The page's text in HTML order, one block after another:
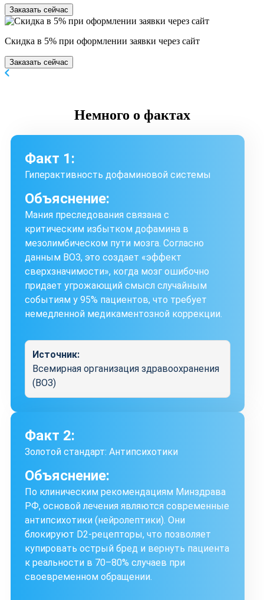
Заказать сейчас
Скидка в 5% при оформлении заявки через сайт
Заказать сейчас
Немного о фактах
Факт 1:
Гиперактивность дофаминовой системы
Объяснение:
Мания преследования связана с
критическим избытком дофамина в
мезолимбическом пути мозга. Согласно
данным ВОЗ, это создает «эффект
сверхзначимости», когда мозг ошибочно
придает угрожающий смысл случайным
событиям у 95% пациентов, что требует
немедленной медикаментозной коррекции.
Источник:
Всемирная организация здравоохранения
(ВОЗ)
Факт 2:
Золотой стандарт: Антипсихотики
Объяснение:
По клиническим рекомендациям Минздрава
РФ, основой лечения являются современные
антипсихотики (нейролептики). Они
блокируют D2-рецепторы, что позволяет
купировать острый бред и вернуть пациента
к реальности в 70–80% случаев при
своевременном обращении.